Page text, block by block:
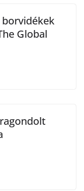
Global